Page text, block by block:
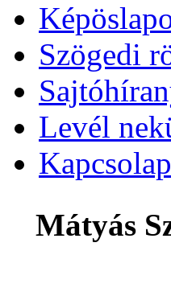
Szögedi
Levél
Mátyás